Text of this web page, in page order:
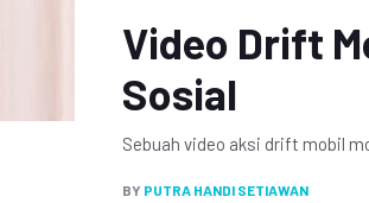
Video Drift
Sosial
Sebuah video aksi drift mobil
BY PUTRA HANDI SETIAWAN